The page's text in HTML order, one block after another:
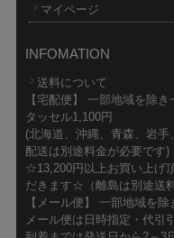
マイページ
INFOMATION
送料について
【宅配便】 一部地域を除
タッセル1,100円
(北海道、沖縄、青森、岩
配送は別途料金が必要です)
☆13,200円以上お買い上げ
だきます☆（離島は別途送
【メール便】 一部地域を除
メール便は日時指定・代引